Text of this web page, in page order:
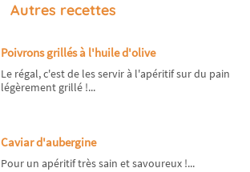
Autres recettes
Poivrons grillés à l'huile d'olive
Le régal, c'est de les servir à l'apéritif sur du pain
légèrement grillé !...
Caviar d'aubergine
Pour un apéritif très sain et savoureux !...